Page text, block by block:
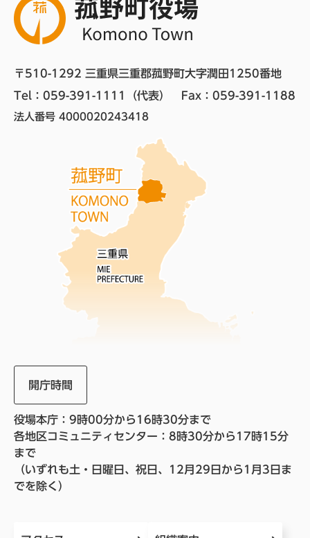
〒510-1292 三重県三重郡菰野町大字潤田1250番地
Tel：059-391-1111（代表）
Fax：059-391-1188
法人番号 4000020243418
開庁時間
役場本庁：9時00分から16時30分まで
各地区コミュニティセンター：8時30分から17時15分
まで
（いずれも土・日曜日、祝日、12月29日から1月3日ま
でを除く）